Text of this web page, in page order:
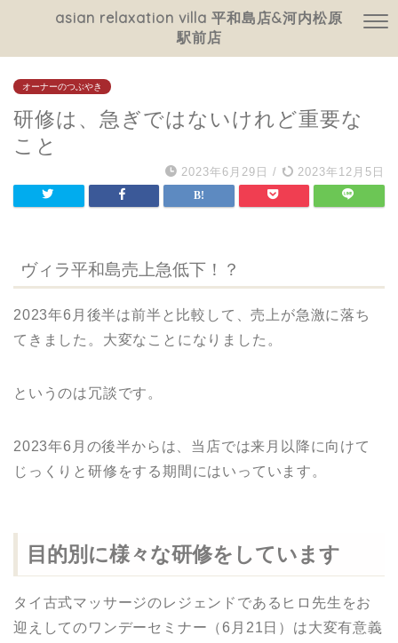
asian relaxation villa 平和島店&河内松原
駅前店
オーナーのつぶやき
研修は、急ぎではないけれど重要な
こと
2023年6月29日 / 2023年12月5日
ヴィラ平和島売上急低下！？
2023年6月後半は前半と比較して、売上が急激に落ち
てきました。 大変なことになりました。
というのは冗談です。
2023年6月の後半からは、当店では来月以降に向けて
じっくりと研修をする期間にはいっています。
目的別に様々な研修をしています
タイ古式マッサージのレジェンドであるヒロ先生をお
迎えしてのワンデーセミナー（6月21日）は大変有意義